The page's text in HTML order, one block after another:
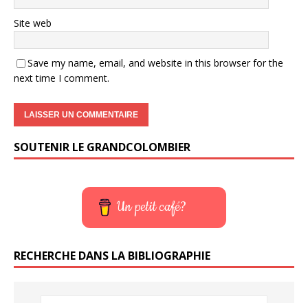
Site web
Save my name, email, and website in this browser for the
next time I comment.
SOUTENIR LE GRANDCOLOMBIER
Un petit café?
RECHERCHE DANS LA BIBLIOGRAPHIE